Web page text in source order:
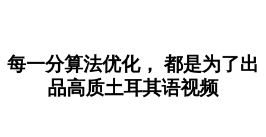
每一分算法优化， 都是为了出
品高质土耳其语视频